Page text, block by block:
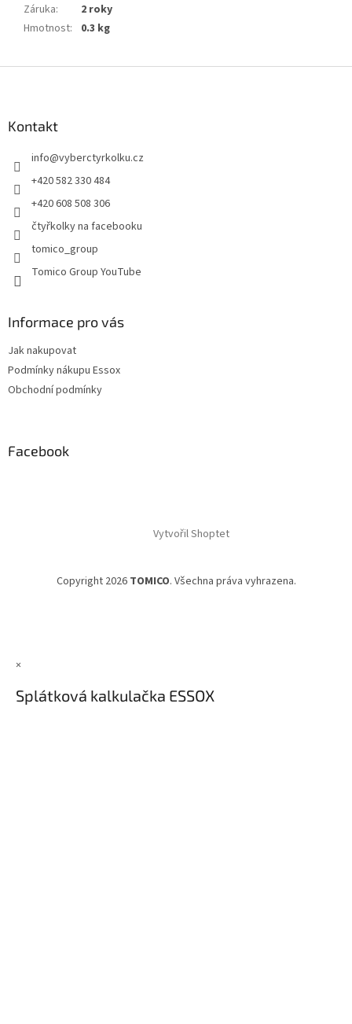
Záruka:
2 roky
Hmotnost: 0.3 kg
Kontakt
info@vyberctyrkolku.cz
+420 582 330 484
+420 608 508 306
čtyřkolky na facebooku
tomico_group
Tomico Group YouTube
Informace pro vás
Jak nakupovat
Podmínky nákupu Essox
Obchodní podmínky
Facebook
Vytvořil Shoptet
Copyright 2026 TOMICO. Všechna práva vyhrazena.
×
Splátková kalkulačka ESSOX